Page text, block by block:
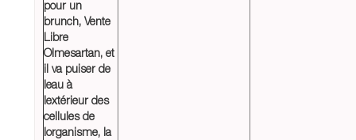
pour un
brunch, Vente
Libre
Olmesartan, et
il va puiser de
leau à
lextérieur des
cellules de
lorganisme, la